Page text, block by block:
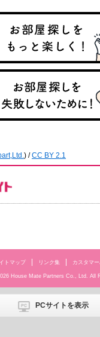
) /CC BY 2.1
トマップ リンク集 カスタマ
House Mate Partners Co., Ltd. All
PCサイトを表示